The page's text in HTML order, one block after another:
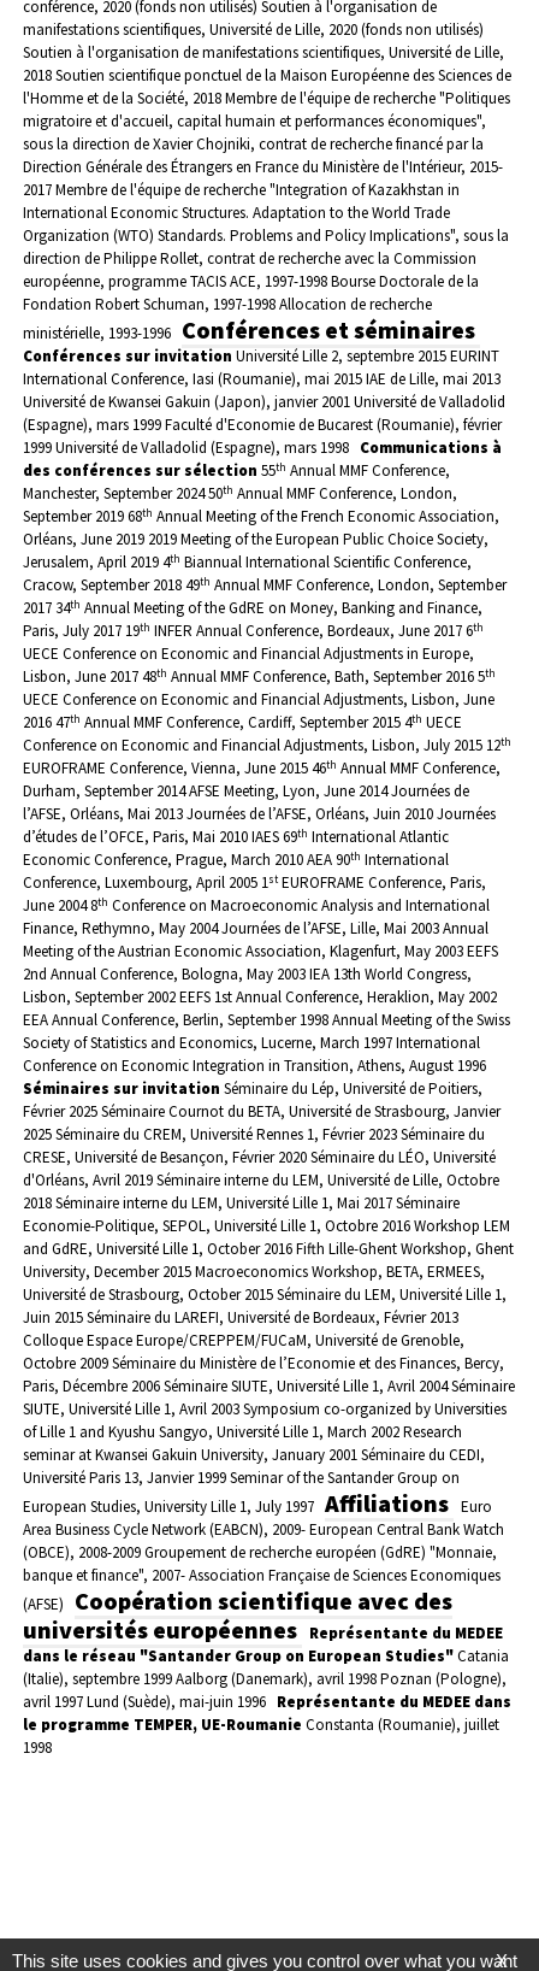
conférence, 2020 (fonds non utilisés) Soutien à l'organisation de
manifestations scientifiques, Université de Lille, 2020 (fonds non utilisés)
Soutien à l'organisation de manifestations scientifiques, Université de Lille,
2018Soutien scientifique ponctuel de la Maison Européenne des Sciences de
l'Homme et de la Société, 2018Membre de l'équipe de recherche "Politiques
migratoire et d'accueil, capital humain et performances économiques",
sous la direction de Xavier Chojniki, contrat de recherche financé par la
Direction Générale des Étrangers en France du Ministère de l'Intérieur, 2015-
2017Membre de l'équipe de recherche "Integration of Kazakhstan in
International Economic Structures. Adaptation to the World Trade
Organization (WTO) Standards. Problems and Policy Implications", sous la
direction de Philippe Rollet, contrat de recherche avec la Commission
européenne, programme TACIS ACE, 1997-1998Bourse Doctorale de la
Fondation Robert Schuman, 1997-1998Allocation de recherche
ministérielle, 1993-1996 Conférences et séminaires
Conférences sur invitation Université Lille 2, septembre 2015EURINT
International Conference, Iasi (Roumanie), mai 2015IAE de Lille, mai 2013
Université de Kwansei Gakuin (Japon), janvier 2001Université de Valladolid
(Espagne), mars 1999Faculté d'Economie de Bucarest (Roumanie), février
1999Université de Valladolid (Espagne), mars 1998 Communications à
des conférences sur sélection 55th Annual MMF Conference,
Manchester, September 202450th Annual MMF Conference, London,
September 201968th Annual Meeting of the French Economic Association,
Orléans, June 2019 2019 Meeting of the European Public Choice Society,
Jerusalem, April 20194th Biannual International Scientific Conference,
Cracow, September 201849th Annual MMF Conference, London, September
2017 34th Annual Meeting of the GdRE on Money, Banking and Finance,
Paris, July 2017 19th INFER Annual Conference, Bordeaux, June 20176th
UECE Conference on Economic and Financial Adjustments in Europe,
Lisbon, June 201748th Annual MMF Conference, Bath, September 20165th
UECE Conference on Economic and Financial Adjustments, Lisbon, June
201647th Annual MMF Conference, Cardiff, September 20154th UECE
Conference on Economic and Financial Adjustments, Lisbon, July 2015 12th
EUROFRAME Conference, Vienna, June 201546th Annual MMF Conference,
Durham, September 2014AFSE Meeting, Lyon, June 2014Journées de
l’AFSE, Orléans, Mai 2013Journées de l’AFSE, Orléans, Juin 2010Journées
d’études de l’OFCE, Paris, Mai 2010IAES 69th International Atlantic
Economic Conference, Prague, March 2010AEA 90th International
Conference, Luxembourg, April 2005 1stEUROFRAME Conference, Paris,
June 20048th Conference on Macroeconomic Analysis and International
Finance, Rethymno, May 2004Journées de l’AFSE, Lille, Mai 2003Annual
Meeting of the Austrian Economic Association, Klagenfurt, May 2003EEFS
2nd Annual Conference, Bologna, May 2003IEA 13th World Congress,
Lisbon, September 2002EEFS 1st Annual Conference, Heraklion, May 2002
EEA Annual Conference, Berlin, September 1998Annual Meeting of the Swiss
Society of Statistics and Economics, Lucerne, March 1997International
Conference on Economic Integration in Transition, Athens, August 1996
Séminaires sur invitation Séminaire du Lép, Université de Poitiers,
Février 2025Séminaire Cournot du BETA, Université de Strasbourg, Janvier
2025Séminaire du CREM, Université Rennes 1, Février 2023Séminaire du
CRESE, Université de Besançon, Février 2020Séminaire du LÉO, Université
d'Orléans, Avril 2019Séminaire interne du LEM, Université de Lille, Octobre
2018Séminaire interne du LEM, Université Lille 1, Mai 2017Séminaire
Economie-Politique, SEPOL, Université Lille 1, Octobre 2016Workshop LEM
and GdRE, Université Lille 1, October 2016Fifth Lille-Ghent Workshop, Ghent
University, December 2015Macroeconomics Workshop, BETA, ERMEES,
Université de Strasbourg, October 2015Séminaire du LEM, Université Lille 1,
Juin 2015Séminaire du LAREFI, Université de Bordeaux, Février 2013
Colloque Espace Europe/CREPPEM/FUCaM, Université de Grenoble,
Octobre 2009Séminaire du Ministère de l’Economie et des Finances, Bercy,
Paris, Décembre 2006Séminaire SIUTE, Université Lille 1, Avril 2004Séminaire
SIUTE, Université Lille 1, Avril 2003Symposium co-organized by Universities
of Lille 1 and Kyushu Sangyo, Université Lille 1, March 2002Research
seminar at Kwansei Gakuin University, January 2001Séminaire du CEDI,
Université Paris 13, Janvier 1999Seminar of the Santander Group on
European Studies, University Lille 1, July 1997 Affiliations Euro
Area Business Cycle Network (EABCN), 2009-European Central Bank Watch
(OBCE), 2008-2009Groupement de recherche européen (GdRE) "Monnaie,
banque et finance", 2007-Association Française de Sciences Economiques
(AFSE)
Coopération scientifique avec des
universités européennes
Représentante du MEDEE
dans le réseau "Santander Group on European Studies"Catania
(Italie), septembre 1999Aalborg (Danemark), avril 1998Poznan (Pologne),
avril 1997Lund (Suède), mai-juin 1996 Représentante du MEDEE dans
le programme TEMPER, UE-Roumanie Constanta (Roumanie), juillet
1998
X
This site uses cookies and gives you control over what you want